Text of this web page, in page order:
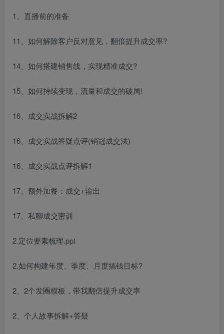
1、直播前的准备
11、如何解除客户反对意见，翻倍提升成交率?
14、如何搭建销售线，实现精准成交?
15、如何持续变现，流量和成交的破局!
16、成交实战拆解2
16、成交实战答疑点评(销冠成交法)
16、成交实战点评拆解1
17、额外加餐：成交+输出
17、私聊成交密训
2.定位要素梳理.ppt
2.如何构建年度、季度、月度搞钱目标?
2、2个发圈模板，带我翻倍提升成交率
2、个人故事拆解+答疑